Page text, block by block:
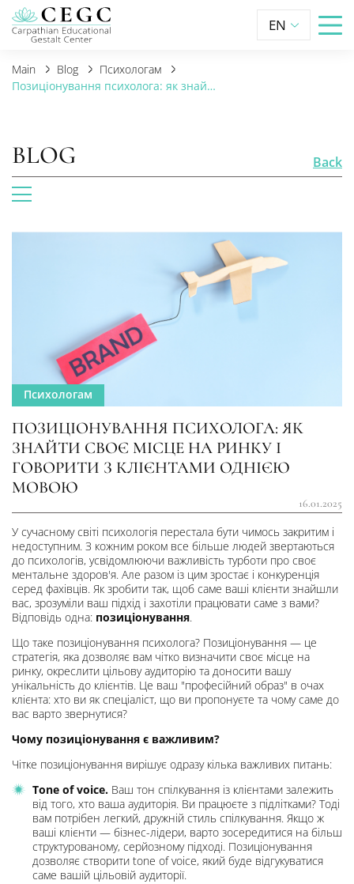
EN
Main Blog
Психологам
Позиціонування психолога: як знайти своє місце на ринку і говорити з клієнтами однією мовою
BLOG Back
Психологам
ПОЗИЦІОНУВАННЯ ПСИХОЛОГА: ЯК
ЗНАЙТИ СВОЄ МІСЦЕ НА РИНКУ І
ГОВОРИТИ З КЛІЄНТАМИ ОДНІЄЮ
МОВОЮ
16.01.2025
У сучасному світі психологія перестала бути чимось закритим і
недоступним. З кожним роком все більше людей звертаються
до психологів, усвідомлюючи важливість турботи про своє
ментальне здоров'я. Але разом із цим зростає і конкуренція
серед фахівців. Як зробити так, щоб саме ваші клієнти знайшли
вас, зрозуміли ваш підхід і захотіли працювати саме з вами?
Відповідь одна: позиціонування.
Що таке позиціонування психолога? Позиціонування — це
стратегія, яка дозволяє вам чітко визначити своє місце на
ринку, окреслити цільову аудиторію та доносити вашу
унікальність до клієнтів. Це ваш "професійний образ" в очах
клієнта: хто ви як спеціаліст, що ви пропонуєте та чому саме до
вас варто звернутися?
Чому позиціонування є важливим?
Чітке позиціонування вирішує одразу кілька важливих питань:
Tone of voice. Ваш тон спілкування із клієнтами залежить
від того, хто ваша аудиторія. Ви працюєте з підлітками? Тоді
вам потрібен легкий, дружній стиль спілкування. Якщо ж
ваші клієнти — бізнес-лідери, варто зосередитися на більш
структурованому, серйозному підході. Позиціонування
дозволяє створити tone of voice, який буде відгукуватися
саме вашій цільовій аудиторії.